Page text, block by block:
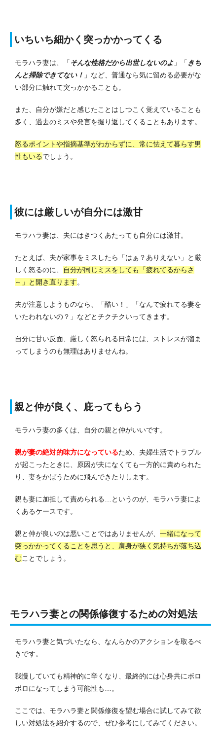
いちいち細かく突っかかってくる
モラハラ妻は、「そんな性格だから出世しないのよ 」「きち
んと掃除できてない！ 」など、普通なら気に留める必要がな
い部分に触れて突っかかることも。
また、自分が嫌だと感じたことはしつこく覚えていることも
多く、過去のミスや発言を掘り返してくることもあります。
怒るポイントや指摘基準がわからずに、常に怯えて暮らす男
性もいるでしょう。
彼には厳しいが自分には激甘
モラハラ妻は、夫にはきつくあたっても自分には激甘。
たとえば、夫が家事をミスしたら「はぁ？ありえない」と厳
しく怒るのに、
自分が同じミスをしても「疲れてるからさ
～」と開き直ります。
夫が注意しようものなら、「酷い！」「なんで疲れてる妻を
いたわれないの？」などとチクチクいってきます。
自分に甘い反面、厳しく怒られる日常には、ストレスが溜ま
ってしまうのも無理はありませんね。
親と仲が良く、庇ってもらう
モラハラ妻の多くは、自分の親と仲がいいです。
親が妻の絶対的味方になっているため、夫婦生活でトラブル
が起こったときに、原因が夫になくても一方的に責められた
り、妻をかばうために飛んできたりします。
親も妻に加担して責められる…というのが、モラハラ妻によ
くあるケースです。
親と仲が良いのは悪いことではありませんが、 一緒になって
突っかかってくることを思うと、肩身が狭く気持ちが落ち込
むことでしょう。
モラハラ妻との関係修復するための対処法
モラハラ妻と気づいたなら、なんらかのアクションを取るべ
きです。
我慢していても精神的に辛くなり、最終的には心身共にボロ
ボロになってしまう可能性も…。
ここでは、モラハラ妻と関係修復を望む場合に試してみて欲
しい対処法を紹介するので、ぜひ参考にしてみてください。